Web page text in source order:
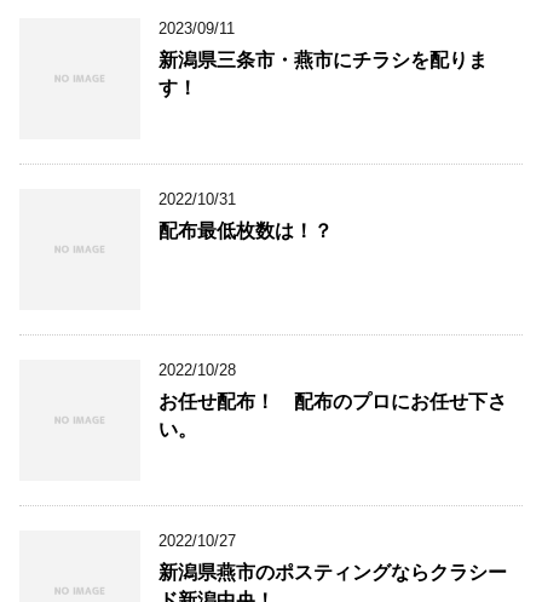
2023/09/11
新潟県三条市・燕市にチラシを配りま
す！
2022/10/31
配布最低枚数は！？
2022/10/28
お任せ配布！ 配布のプロにお任せ下さ
い。
2022/10/27
新潟県燕市のポスティングならクラシー